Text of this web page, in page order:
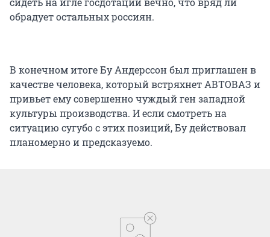
обрадует остальных россиян.
В конечном итоге Бу Андерссон был приглашен в
качестве человека, который встряхнет АВТОВАЗ и
привьет ему совершенно чуждый ген западной
культуры производства. И если смотреть на
ситуацию сугубо с этих позиций, Бу действовал
планомерно и предсказуемо.